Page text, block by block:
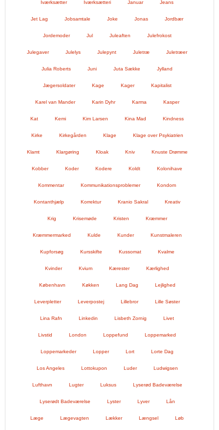
Iværksætter Iværksætteri Januar Jeans
Jet Lag Jobsamtale Joke Jonas Jordbær
Jordemoder Jul Juleaften Julefrokost
Julegaver Julelys Julepynt Juletræ Juletræer
Julia Roberts Juni Juta Sække Jylland
Jægersoldater Kage Kager Kapitalist
Karel van Mander Karin Dyhr Karma Kasper
Kat Kemi Kim Larsen Kina Mad Kindness
Kirke Kirkegården Klage Klage over Psykiatrien
Klamt Klargøring Kloak Kniv Knuste Drømme
Kobber Koder Kodere Koldt Kolonihave
Kommentar Kommunikationsproblemer Kondom
Kontanthjælp Korrektur Kranio Sakral Kreativ
Krig Krisemøde Kristen Kræmmer
Kræmmermarked Kulde Kunder Kunstmaleren
Kupforsøg Kursskifte Kussomat Kvalme
Kvinder Kvium Kærester Kærlighed
København Køkken Lang Dag Lejlighed
Leverpletter Leverpostej Lillebror Lille Søster
Lina Rafn Linkedin Lisbeth Zornig Livet
Livstid London Loppefund Loppemarked
Loppemarkeder Lopper Lort Lorte Dag
Los Angeles Lottokupon Luder Ludwigsen
Lufthavn Lugter Luksus Lyserød Badeværelse
Lyserødt Badeværelse Lyster Lyver Lån
Læge Lægevagten Lækker Længsel Løb